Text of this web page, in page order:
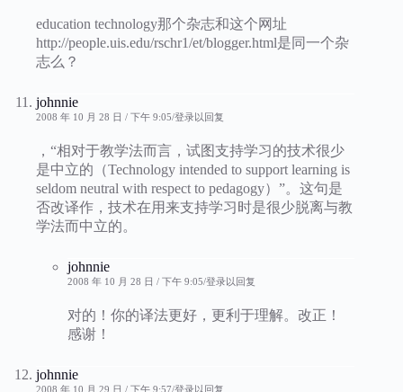
education technology那个杂志和这个网址
http://people.uis.edu/rschr1/et/blogger.html是同一个杂
志么？
johnnie
2008 年 10 月 28 日 / 下午 9:05 登录以回复
，“相对于教学法而言，试图支持学习的技术很少
是中立的（Technology intended to support learning is
seldom neutral with respect to pedagogy）”。这句是
否改译作，技术在用来支持学习时是很少脱离与教
学法而中立的。
johnnie
2008 年 10 月 28 日 / 下午 9:05 登录以回复
对的！你的译法更好，更利于理解。改正！
感谢！
johnnie
2008 年 10 月 29 日 / 下午 9:57 登录以回复